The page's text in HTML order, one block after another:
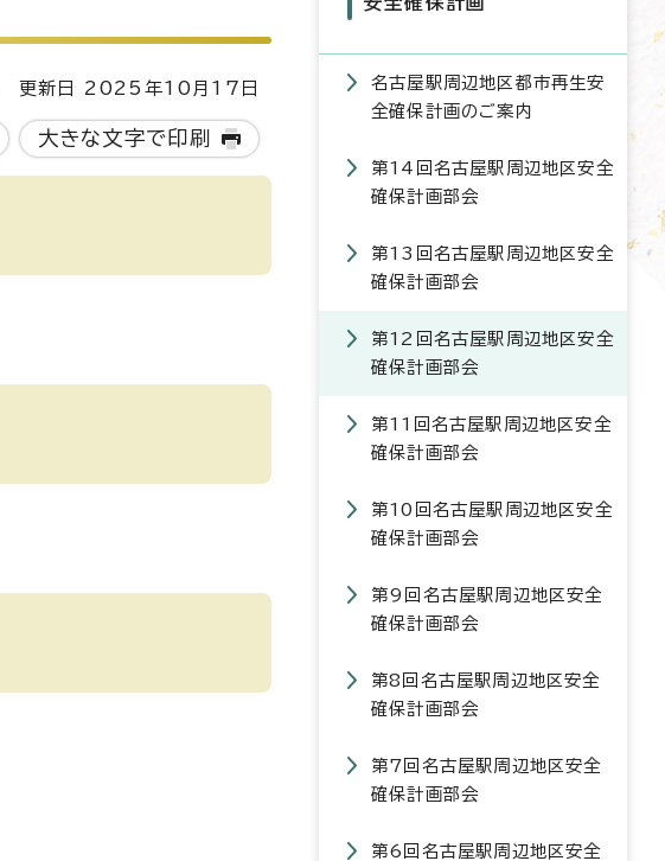
更新日 2025年10月17日
大きな文字で印刷
名古屋駅周辺地区都市再生安
全確保計画のご案内
第14回名古屋駅周辺地区安全
確保計画部会
第13回名古屋駅周辺地区安全
確保計画部会
第12回名古屋駅周辺地区安全
確保計画部会
第11回名古屋駅周辺地区安全
確保計画部会
第10回名古屋駅周辺地区安全
確保計画部会
第9回名古屋駅周辺地区安全
確保計画部会
第8回名古屋駅周辺地区安全
確保計画部会
第7回名古屋駅周辺地区安全
確保計画部会
第6回名古屋駅周辺地区安全